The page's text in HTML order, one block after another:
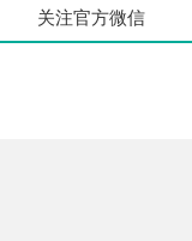
关注官方微信